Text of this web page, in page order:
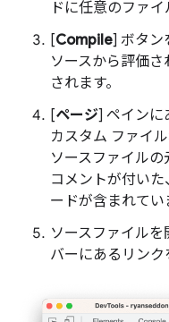
ドに任意のファイ
[Compile] ボタン
ソースから評価
されます。
[ページ] ペインに
カスタム ファイ
ソースファイル
コメントが付い
ードが含まれてい
ソースファイルを
バーにあるリンク